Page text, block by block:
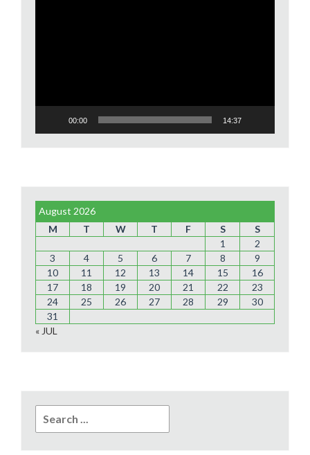
00:00 14:37
August 2026
M
T W T F S
S
1
2
3
4 5 6 7 8
9
10
11 12 13 14 15
16
17
18 19 20 21 22
23
24
25 26 27 28 29
30
31
« JUL
for: